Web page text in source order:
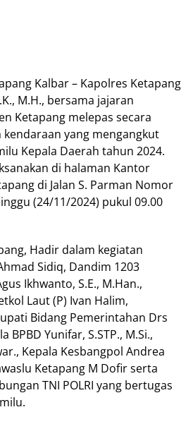
Kalbar – Kapolres Ketapang
M.H., bersama jajaran
Ketapang melepas secara
yang mengangkut
Kepala Daerah tahun 2024.
di halaman Kantor
di Jalan S. Parman Nomor
(24/11/2024) pukul 09.00
Hadir dalam kegiatan
Sidiq, Dandim 1203
Ikhwanto, S.E., M.Han.,
Laut (P) Ivan Halim,
Bidang Pemerintahan Drs
BPBD Yunifar, S.STP., M.Si.,
Kepala Kesbangpol Andrea
Ketapang M Dofir serta
TNI POLRI yang bertugas